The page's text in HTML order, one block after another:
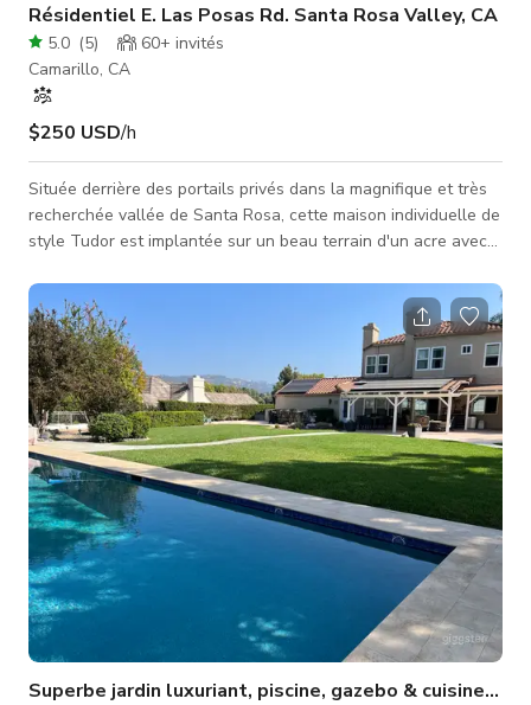
Résidentiel E. Las Posas Rd. Santa Rosa Valley, CA
5.0 (5) 60+ invités
Camarillo, CA
$250 USD/h
Située derrière des portails privés dans la magnifique et très
recherchée vallée de Santa Rosa, cette maison individuelle de
style Tudor est implantée sur un beau terrain d'un acre avec
arrière offre une intimité totale grâce à une haie mature de 25
pieds bordant tout le jardin. À l'intérieur, cette maison
présente de magnifiques boiseries personnalisées partout.
Superbe jardin luxuriant, piscine, gazebo & cuisine de